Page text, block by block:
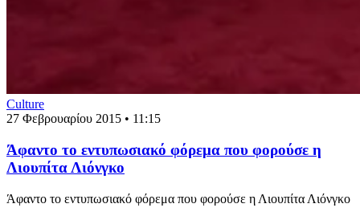
Culture
27 Φεβρουαρίου 2015 • 11:15
Άφαντο το εντυπωσιακό φόρεμα που φορούσε η
Λιουπίτα Λιόνγκο
Άφαντο το εντυπωσιακό φόρεμα που φορούσε η Λιουπίτα Λιόνγκο